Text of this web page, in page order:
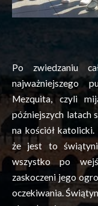
Po zwiedzaniu
najważniejszego
Mezquita, czyli
późniejszych latach
na kościół katolicki.
że jest to
wszystko po
zaskoczeni jego
oczekiwania.